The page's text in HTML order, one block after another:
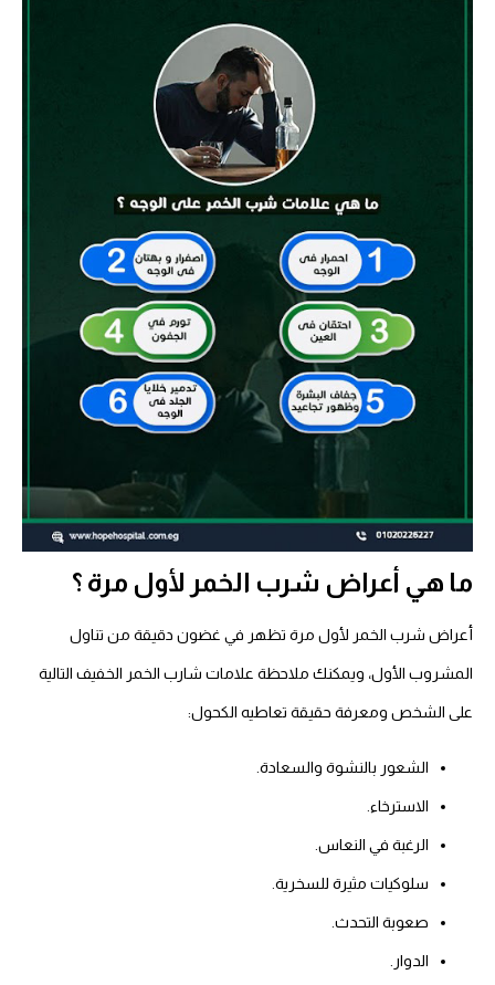
ما هي أعراض شرب الخمر لأول مرة ؟
أعراض شرب الخمر لأول مرة تظهر في غضون دقيقة من تناول
المشروب الأول، ويمكنك ملاحظة علامات شارب الخمر الخفيف التالية
على الشخص ومعرفة حقيقة تعاطيه الكحول:
الشعور بالنشوة والسعادة.
الاسترخاء.
الرغبة في النعاس.
سلوكيات مثيرة للسخرية.
صعوبة التحدث.
الدوار.